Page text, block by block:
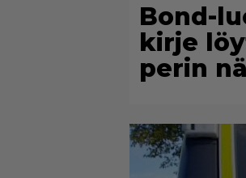
Bond-
kirje
perin